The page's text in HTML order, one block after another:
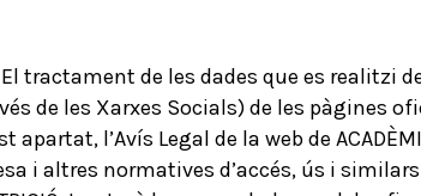
tractament de les dades que es realitzi
de les Xarxes Socials) de les pàgines
apartat, l’Avís Legal de la web de
i altres normatives d’accés, ús i